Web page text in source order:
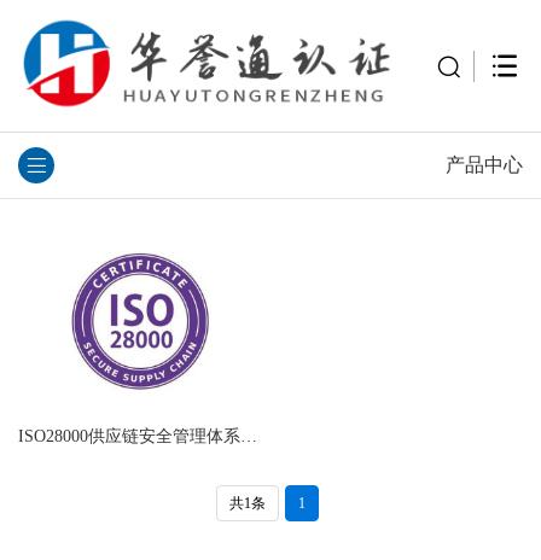
产品中心
共1条 1